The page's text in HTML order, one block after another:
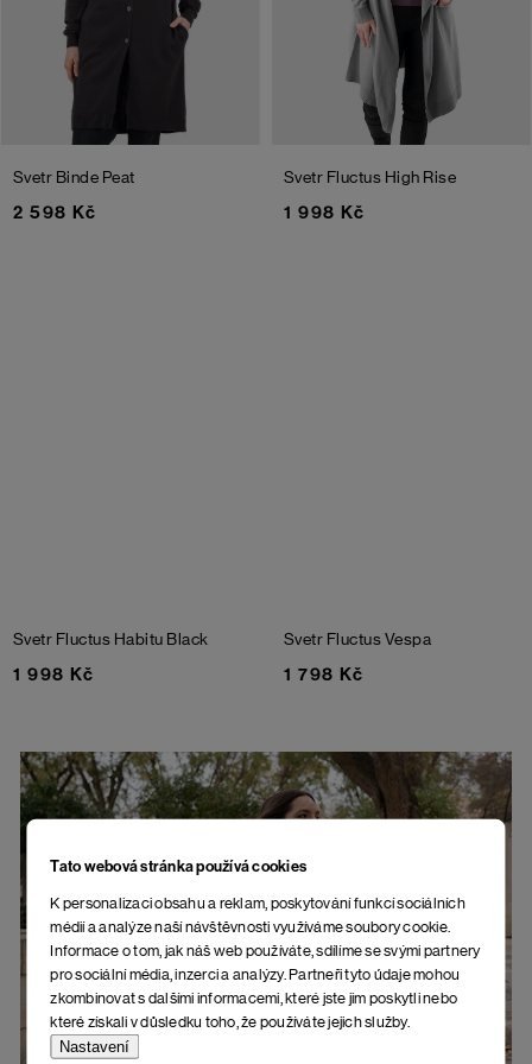
Tato webová stránka používá cookies
K personalizaci obsahu a reklam, poskytování funkcí sociálních
médií a analýze naší návštěvnosti využíváme soubory cookie.
Informace o tom, jak náš web používáte, sdílíme se svými partnery
pro sociální média, inzerci a analýzy. Partneři tyto údaje mohou
zkombinovat s dalšími informacemi, které jste jim poskytli nebo
které získali v důsledku toho, že používáte jejich služby.
Nastavení
Svetr Binde Peat
2 598 Kč
Svetr Fluctus High Rise
1 998 Kč
Svetr Fluctus Habitu Black
1 998 Kč
Svetr Fluctus Vespa
1 798 Kč
Svetry z přírodních materiálů jsou
vzácnost.
Tady ne.